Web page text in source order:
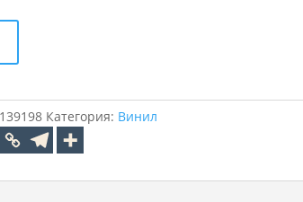
Категория: Винил